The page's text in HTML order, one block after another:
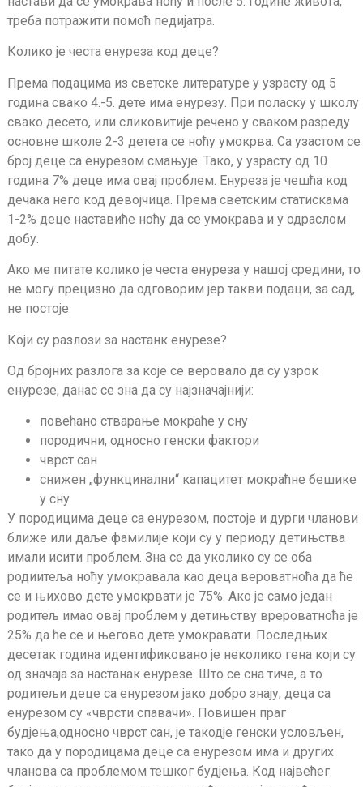
треба потражити помоћ педијатра.
Колико је честа енуреза код деце?
Према подацима из светске литературе у узрасту од 5
година свако 4.-5. дете има енурезу. При поласку у школу
свако десето, или сликовитије речено у сваком разреду
основне школе 2-3 детета се ноћу умокрва. Са узастом се
број деце са енурезом смањује. Тако, у узрасту од 10
година 7% деце има овај проблем. Енуреза је чешћа код
дечака него код девојчица. Према светским статискама
1-2% деце наставиће ноћу да се умокрава и у одраслом
добу.
Ако ме питате колико је честа енуреза у нашој средини, то
не могу прецизно да одговорим јер такви подаци, за сад,
не постоје.
Који су разлози за настанк енурезе?
Од бројних разлога за које се веровало да су узрок
енурезе, данас се зна да су најзначајнији:
повећано стварање мокраће у сну
породични, односно генски фактори
чврст сан
снижен „функцинални“ капацитет мокраћне бешике
у сну
У породицима деце са енурезом, постоје и дурги чланови
ближе или даље фамилије који су у периоду детињства
имали исити проблем. Зна се да уколико су се оба
родиитеља ноћу умокравала као деца вероватноћа да ће
се и њихово дете умокрвати је 75%. Ако је само један
родитељ имао овај проблем у детињству врероватноћа је
25% да ће се и његово дете умокравати. Последњих
десетак година идентификовано је неколико гена који су
од значаја за настанак енурезе. Што се сна тиче, а то
родитељи деце са енурезом јако добро знају, деца са
енурезом су «чврсти спавачи». Повишен праг
будјења,односно чврст сан, је такодје генски условљен,
тако да у породицама деце са енурезом има и других
чланова са проблемом тешког будјења. Код највећег